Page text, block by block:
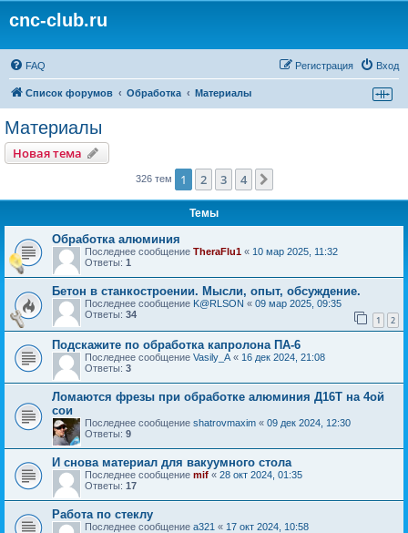
cnc-club.ru
FAQ Вход
Регистрация
Список форумов Обработка Материалы
Материалы
Новая тема
326 тем 1 2 3 4
Темы
Обработка алюминия
Последнее сообщение TheraFlu1 « 10 мар 2025, 11:32
Ответы: 1
Бетон в станкостроении. Мысли, опыт, обсуждение.
Последнее сообщение K@RLSON « 09 мар 2025, 09:35
Ответы: 34 1 2
Подскажите по обработка капролона ПА-6
Последнее сообщение Vasily_A « 16 дек 2024, 21:08
Ответы: 3
Ломаются фрезы при обработке алюминия Д16Т на 4ой
сои
Последнее сообщение shatrovmaxim « 09 дек 2024, 12:30
Ответы: 9
И снова материал для вакуумного стола
Последнее сообщение mif « 28 окт 2024, 01:35
Ответы: 17
Работа по стеклу
Последнее сообщение a321 « 17 окт 2024, 10:58